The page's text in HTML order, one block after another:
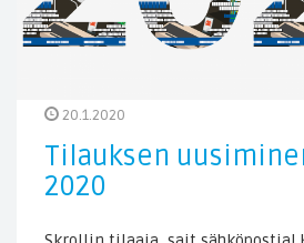
20.1.2020
Tilauksen
2020